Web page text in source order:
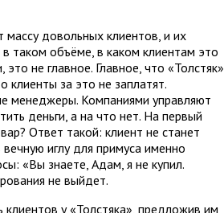
довольных клиентов, и их
таком объёме, в каком клиентам это
не главное. Главное, что «Толстяк»
клиенты за это не заплатят.
менеджеры. Компаниями управляют
деньги, а на что нет. На первый
Ответ такой: клиент не станет
иглу для примуса именно
«Вы знаете, Адам, я не купил.
не выйдет.
у «Толстяка», предложив им